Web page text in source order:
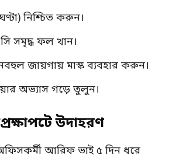
নিশ্চিত করুন।
সমৃদ্ধ ফল খান।
জায়গায় মাস্ক ব্যবহার করুন।
অভ্যাস গড়ে তুলুন।
উদাহরণ
আরিফ ভাই ৫ দিন ধরে